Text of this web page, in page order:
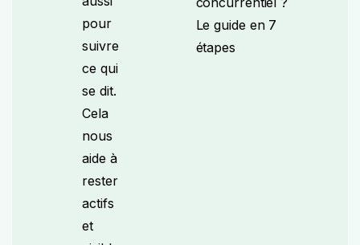
pour
suivre
ce qui
se dit.
Cela
nous
aide à
rester
actifs
et
Le guide en 7
étapes